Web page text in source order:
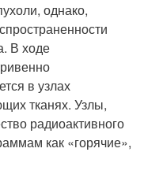
однако,
В ходе
в узлах
тканях. Узлы,
радиоактивного
как «горячие»,